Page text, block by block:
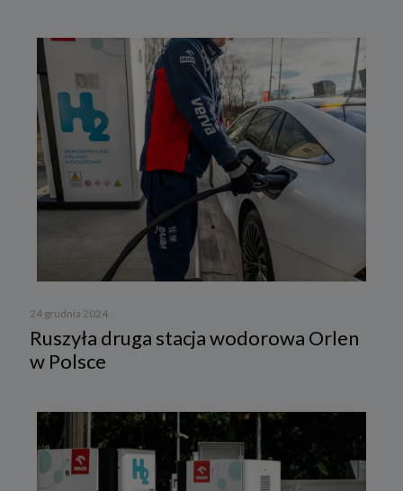
24 grudnia 2024
Ruszyła druga stacja wodorowa Orlen
w Polsce